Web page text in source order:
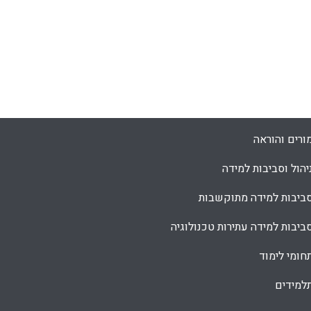
והוראה
וסביבות למידה
למידה מתוקשבות
למידה עתירות טכנולוגיה
לימוד